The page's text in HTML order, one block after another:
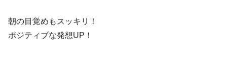
朝の目覚めもスッキリ！
ポジティブな発想UP！